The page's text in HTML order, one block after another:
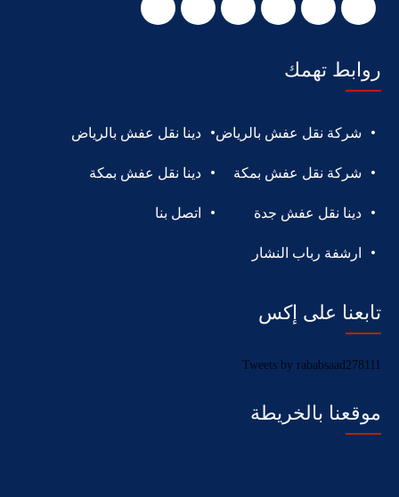
روابط تهمك
شركة نقل عفش بالرياض دينا نقل عفش بالرياض
شركة نقل عفش بمكة دينا نقل عفش بمكة
دينا نقل عفش جدة اتصل بنا
ارشفة رباب النشار
تابعنا على إكس
Tweets by rababsaad278111
موقعنا بالخريطة